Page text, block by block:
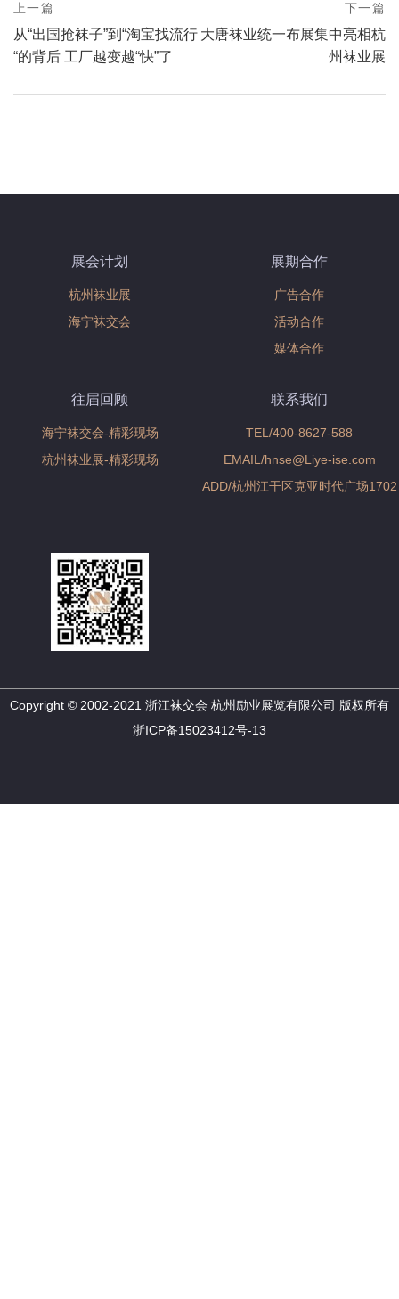
Post
navigation
上一篇
postPrevious
page
从“出国抢袜子”到“淘宝找流行
“的背后 工厂越变越“快”了
下一篇
next
大唐袜业统一布展集中亮相杭
州袜业展
展会计划
杭州袜业展
海宁袜交会
展期合作
广告合作
活动合作
媒体合作
往届回顾
海宁袜交会-精彩现场
杭州袜业展-精彩现场
联系我们
TEL/400-8627-588
EMAIL/hnse@Liye-ise.com
ADD/杭州江干区克亚时代广场1702
Copyright © 2002-2021 浙江袜交会 杭州励业展览有限公司 版权所有
浙ICP备15023412号-13